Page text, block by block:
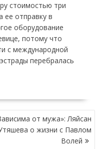
стоимостью три
ее отправку в
оборудование
потому что
с международной
перебралась
от мужа»: Ляйсан
о жизни с Павлом
Волей